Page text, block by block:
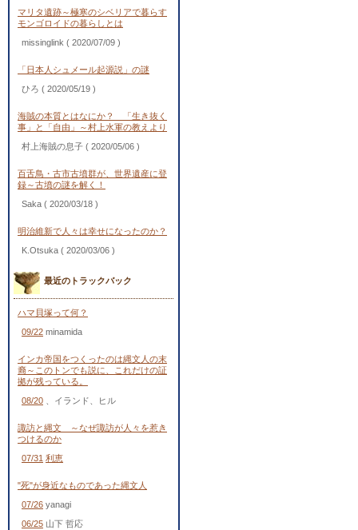
マリタ遺跡～極寒のシベリアで暮らす
モンゴロイドの暮らしとは
missinglink ( 2020/07/09 )
「日本人シュメール起源説」の謎
ひろ ( 2020/05/19 )
海賊の本質とはなにか？ 「生き抜く
事」と「自由」～村上水軍の教えより
村上海賊の息子 ( 2020/05/06 )
百舌鳥・古市古墳群が、世界遺産に登
録～古墳の謎を解く！
Saka ( 2020/03/18 )
明治維新で人々は幸せになったのか？
K.Otsuka ( 2020/03/06 )
最近のトラックバック
ハマ貝塚って何？
09/22 minamida
インカ帝国をつくったのは縄文人の末
裔～このトンでも説に、これだけの証
拠が残っている。
08/20
、イランド、ヒル
諏訪と縄文 ～なぜ諏訪が人々を惹き
つけるのか
07/31 利恵
"死"が身近なものであった縄文人
07/26 yanagi
06/25 山下 哲応